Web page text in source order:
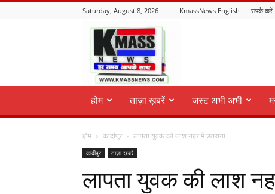
Saturday, August 8, 2026 KmassNews English संपर्क करें
KmassNews
होम ताज़ा ख़बरें जस्ट अभी अभी
होम कादीपुर लापता युवक की लाश नहर में उतराया
कादीपुर ताज़ा ख़बरें
लापता युवक की लाश